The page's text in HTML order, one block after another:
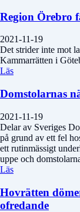
Region Örebro
2021-11-19
Det strider inte mot
Kammarrätten i
Läs
Domstolarnas
2021-11-19
Delar av Sveriges
på grund av ett fel
ett rutinmässigt
uppe och
Läs
Hovrätten
ofredande